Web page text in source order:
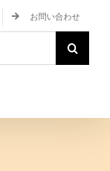
お問い合わせ